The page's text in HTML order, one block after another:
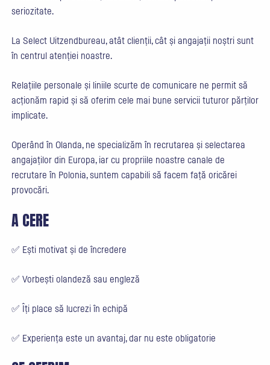
seriozitate.
La Select Uitzendbureau, atât clienții, cât și angajații noștri sunt
în centrul atenției noastre.
Relațiile personale și liniile scurte de comunicare ne permit să
acționăm rapid și să oferim cele mai bune servicii tuturor părților
implicate.
Operând în Olanda, ne specializăm în recrutarea și selectarea
angajaților din Europa, iar cu propriile noastre canale de
recrutare în Polonia, suntem capabili să facem față oricărei
provocări.
A CERE
✅ Ești motivat și de încredere
✅ Vorbești olandeză sau engleză
✅ Îți place să lucrezi în echipă
✅ Experiența este un avantaj, dar nu este obligatorie